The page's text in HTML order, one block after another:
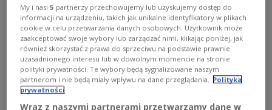
Monats.
PAP/Piotr Nowak
Beim Gipfel der Bukarester Neun in Rumänien
stimmt sich die NATO-Ostflankeam Mittwoch auf
die nächsten sicherheitspolitischen
Entscheidungen des Bündnisses ein. Neben den
Staaten der Region werden in Bukarest NATO-
My i nasi5 partnerzy przechowujemy lub uzyskujemy dostęp do
informacji na urządzeniu, takich jak unikalne identyfikatory w plikach
cookie w celu przetwarzania danych osobowych. Użytkownik może
zaakceptować swoje wybory lub zarządzać nimi, klikając poniżej, jak
również skorzystać z prawa do sprzeciwu na podstawie prawnie
uzasadnionego interesu lub w dowolnym momencie na stronie
polityki prywatności. Te wybory będą sygnalizowane naszym
partnerom i nie będą miały wpływu na dane przeglądania. Polityka
prywatności
Wraz z naszymi partnerami przetwarzamy dane w